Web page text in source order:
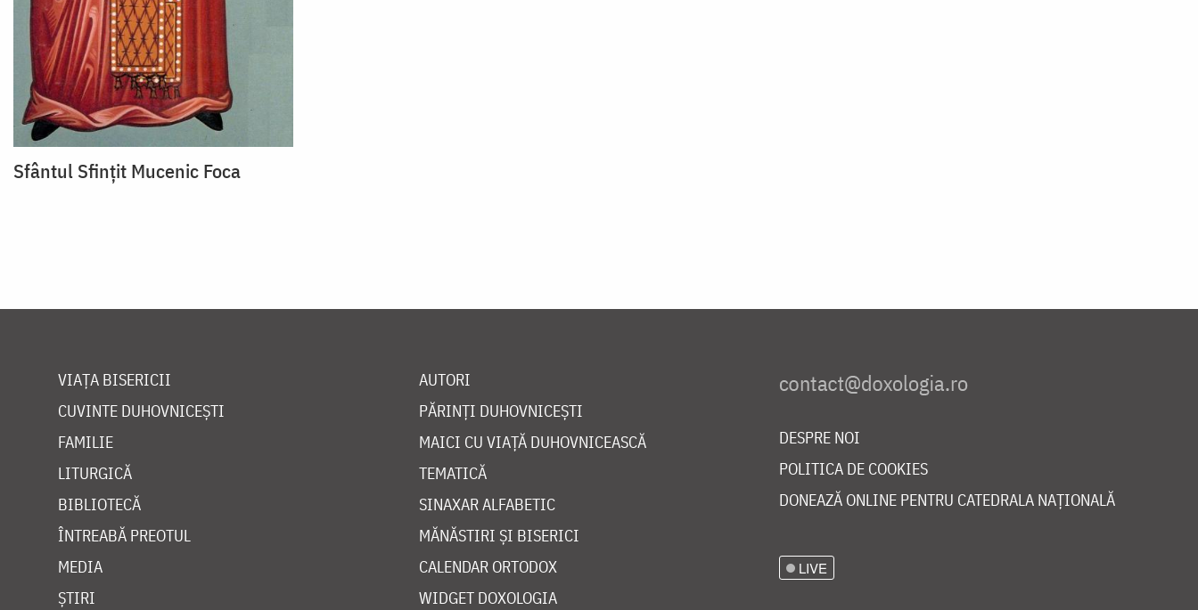
Sfântul Sfințit Mucenic Foca
VIAȚA BISERICII
CUVINTE DUHOVNICEȘTI
FAMILIE
LITURGICĂ
BIBLIOTECĂ
ÎNTREABĂ PREOTUL
MEDIA
ȘTIRI
AUTORI
PĂRINȚI DUHOVNICEȘTI
MAICI CU VIAȚĂ DUHOVNICEASCĂ
TEMATICĂ
SINAXAR ALFABETIC
MĂNĂSTIRI ȘI BISERICI
CALENDAR ORTODOX
WIDGET DOXOLOGIA
DESPRE NOI
POLITICA DE COOKIES
DONEAZĂ ONLINE PENTRU CATEDRALA NAȚIONALĂ
LIVE